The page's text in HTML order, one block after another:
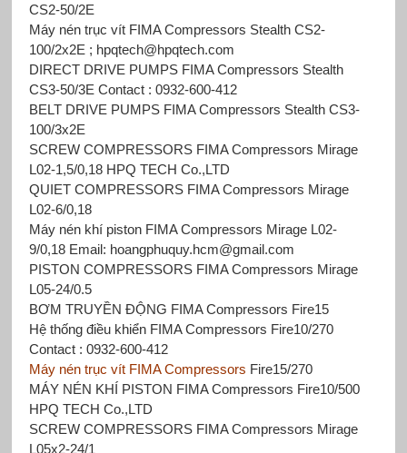
CS2-50/2E
Máy nén trục vít FIMA Compressors Stealth CS2-
100/2x2E ; hpqtech@hpqtech.com
DIRECT DRIVE PUMPS FIMA Compressors Stealth
CS3-50/3E Contact : 0932-600-412
BELT DRIVE PUMPS FIMA Compressors Stealth CS3-
100/3x2E
SCREW COMPRESSORS FIMA Compressors Mirage
L02-1,5/0,18 HPQ TECH Co.,LTD
QUIET COMPRESSORS FIMA Compressors Mirage
L02-6/0,18
Máy nén khí piston FIMA Compressors Mirage L02-
9/0,18 Email: hoangphuquy.hcm@gmail.com
PISTON COMPRESSORS FIMA Compressors Mirage
L05-24/0.5
BƠM TRUYỀN ĐỘNG FIMA Compressors Fire15
Hệ thống điều khiển FIMA Compressors Fire10/270
Contact : 0932-600-412
Máy nén trục vít FIMA Compressors Fire15/270
MÁY NÉN KHÍ PISTON FIMA Compressors Fire10/500
HPQ TECH Co.,LTD
SCREW COMPRESSORS FIMA Compressors Mirage
L05x2-24/1